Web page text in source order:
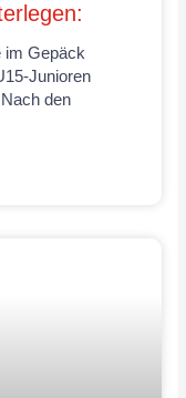
im Gepäck
Junioren
den